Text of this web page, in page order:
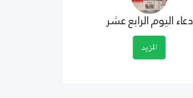
دعاء اليوم الرابع عشر
المزيد